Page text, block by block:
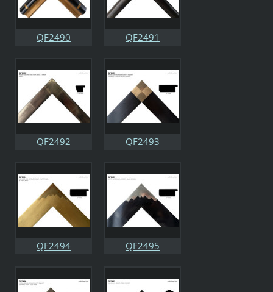
QF2490 QF2491
QF2492 QF2493
QF2494 QF2495